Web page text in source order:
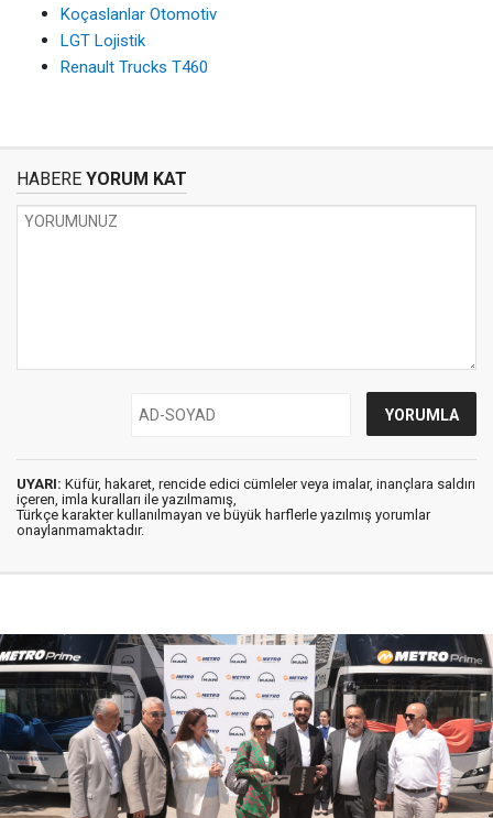
Koçaslanlar Otomotiv
LGT Lojistik
Renault Trucks T460
HABERE YORUM KAT
UYARI: Küfür, hakaret, rencide edici cümleler veya imalar, inançlara saldırı
içeren, imla kuralları ile yazılmamış,
Türkçe karakter kullanılmayan ve büyük harflerle yazılmış yorumlar
onaylanmamaktadır.